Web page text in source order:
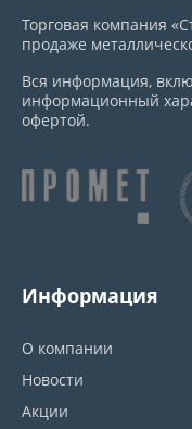
Торговая компания
продаже
Вся информация,
информационный
офертой.
Информация
О компании
Новости
Акции